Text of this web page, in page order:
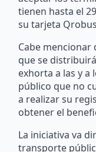
tienen hasta el
su tarjeta
Cabe
que se
exhorta a las y
público que no
a realizar su
obtener el
La iniciativa va
transporte